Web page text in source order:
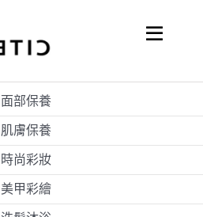
Toggle
面部保養
肌膚保養
時尚彩妝
美甲彩繪